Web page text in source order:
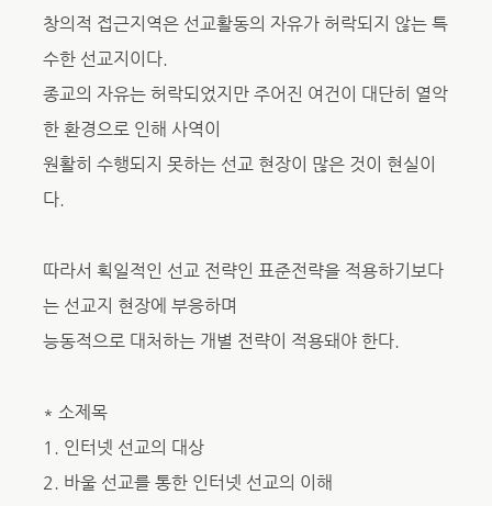
창의적 접근지역은 선교활동의 자유가 허락되지 않는 특
수한 선교지이다.
종교의 자유는 허락되었지만 주어진 여건이 대단히 열악
한 환경으로 인해 사역이
원활히 수행되지 못하는 선교 현장이 많은 것이 현실이
다.
따라서 획일적인 선교 전략인 표준전략을 적용하기보다
는 선교지 현장에 부응하며
능동적으로 대처하는 개별 전략이 적용돼야 한다.
* 소제목
1. 인터넷 선교의 대상
2. 바울 선교를 통한 인터넷 선교의 이해